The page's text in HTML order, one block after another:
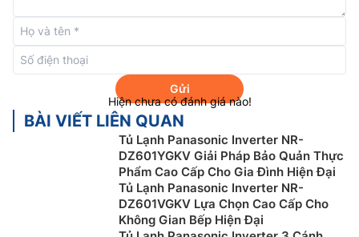
Công nghệ Ag Clean
Gửi
Hiện chưa có đánh giá nào!
BÀI VIẾT LIÊN QUAN
Tủ Lạnh Panasonic Inverter NR-
DZ601YGKV Giải Pháp Bảo Quản Thực
Phẩm Cao Cấp Cho Gia Đình Hiện Đại
Tủ Lạnh Panasonic Inverter NR-
DZ601VGKV Lựa Chọn Cao Cấp Cho
Không Gian Bếp Hiện Đại